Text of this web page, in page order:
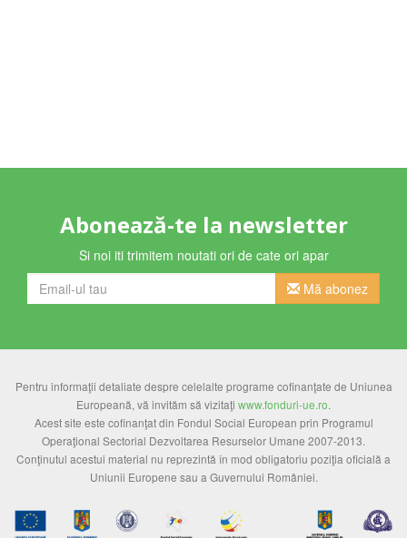
Abonează-te la newsletter
Si noi iti trimitem noutati ori de cate ori apar
Mă abonez
Pentru informaţii detaliate despre celelalte programe cofinanţate de Uniunea
Europeană, vă invităm să vizitaţi www.fonduri-ue.ro.
Acest site este cofinanţat din Fondul Social European prin Programul
Operaţional Sectorial Dezvoltarea Resurselor Umane 2007-2013.
Conţinutul acestui material nu reprezintă în mod obligatoriu poziţia oficială a
Uniunii Europene sau a Guvernului României.